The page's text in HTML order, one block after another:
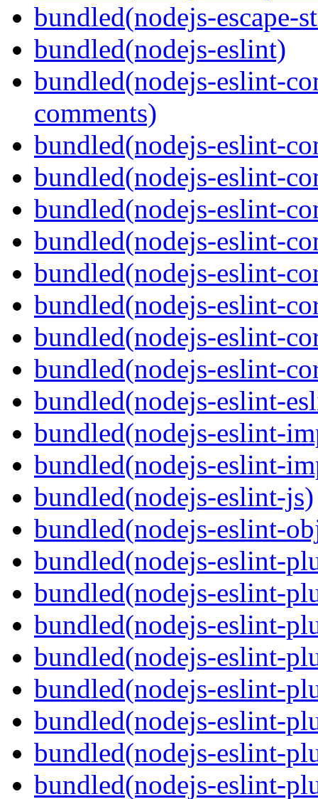
bundled(nodejs-escape-
bundled(nodejs-eslint)
bundled(nodejs-eslint-
comments)
bundled(nodejs-eslint-
bundled(nodejs-eslint-
bundled(nodejs-eslint-
bundled(nodejs-eslint-
bundled(nodejs-eslint-
bundled(nodejs-eslint-
bundled(nodejs-eslint-
bundled(nodejs-eslint-
bundled(nodejs-eslint-
bundled(nodejs-eslint-
bundled(nodejs-eslint-
bundled(nodejs-eslint-js)
bundled(nodejs-eslint-
bundled(nodejs-eslint-
bundled(nodejs-eslint-
bundled(nodejs-eslint-
bundled(nodejs-eslint-
bundled(nodejs-eslint-
bundled(nodejs-eslint-
bundled(nodejs-eslint-
bundled(nodejs-eslint-